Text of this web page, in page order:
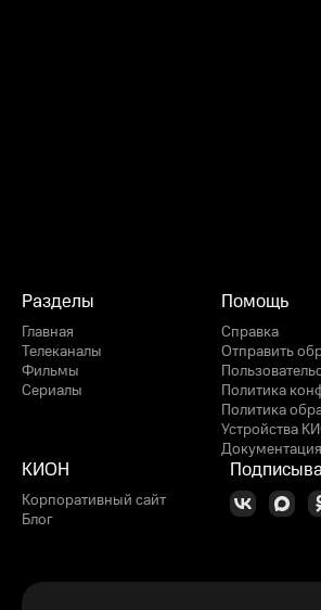
Разделы
Главная
Телеканалы
Фильмы
Сериалы
Помощь
Справка
Отправить
Политика
Политика
Устройства
КИОН
Корпоративный сайт
Блог